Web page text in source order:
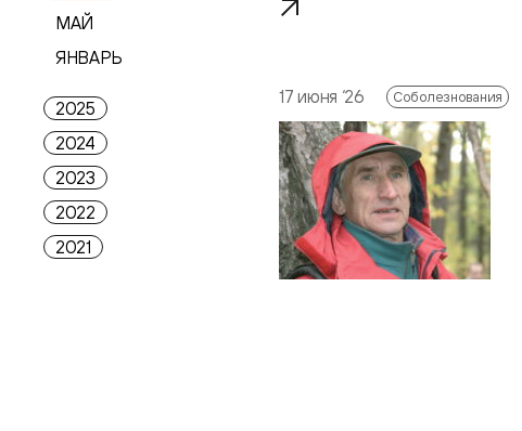
МАЙ
ЯНВАРЬ
2025
2024
2023
2022
2021
17 июня ‘26 Соболезнования